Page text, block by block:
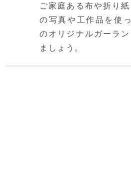
ご家庭ある布や折り
の写真や工作品を使
のオリジナルガーラ
ましょう。